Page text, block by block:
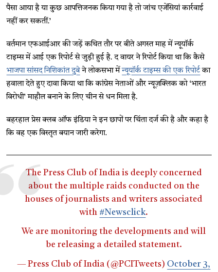
पैसा आया है या कुछ आपत्तिजनक किया गया है तो जांच एजेंसियां कार्रवाई
नहीं कर सकतीं.’
वर्तमान एफआईआर की जड़ें कथित तौर पर बीते अगस्त माह में न्यूयॉर्क
टाइम्स में आई एक रिपोर्ट से जुड़ी हुई है. द वायर ने रिपोर्ट किया था कि कैसे
भाजपा सांसद निशिकांत दुबेने लोकसभा मेंन्यूयॉर्क टाइम्स की एक रिपोर्टका
हवाला देते हुए दावा किया था कि कांग्रेस नेताओं और न्यूज़क्लिक को ‘भारत
विरोधी’ माहौल बनाने के लिए चीन से धन मिला है.
बहरहाल प्रेस क्लब ऑफ इंडिया ने इन छापों पर चिंता दर्ज की है और कहा है
कि वह एक विस्तृत बयान जारी करेगा.
The Press Club of India is deeply concerned
about the multiple raids conducted on the
houses of journalists and writers associated
with #Newsclick.
We are monitoring the developments and will
be releasing a detailed statement.
— Press Club of India (@PCITweets) October 3,